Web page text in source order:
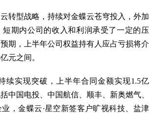
转型战略，持续对金蝶云苍穹投入，外加
短期内公司的收入和利润承受了一定的压
期，上半年公司权益持有人应占亏损将介
元之间。
续实现突破，上半年合同金额实现1.5亿
中国电投、中国航信、顺丰、新奥燃气、
，金蝶云·星空新签客户旷视科技、盐津